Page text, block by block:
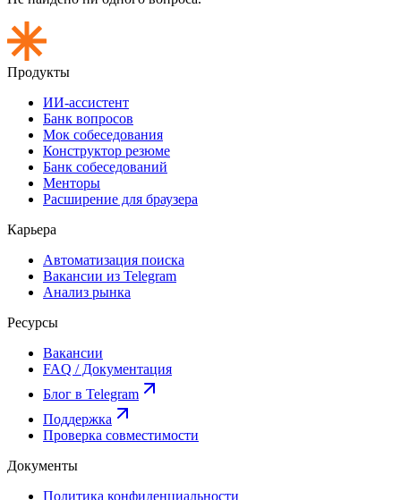
Продукты
ИИ-ассистент
Банк вопросов
Мок собеседования
Конструктор резюме
Банк собеседований
Менторы
Расширение для браузера
Карьера
Автоматизация поиска
Вакансии из Telegram
Анализ рынка
Ресурсы
Вакансии
FAQ / Документация
Блог в Telegram
Поддержка
Проверка совместимости
Документы
Политика конфиденциальности